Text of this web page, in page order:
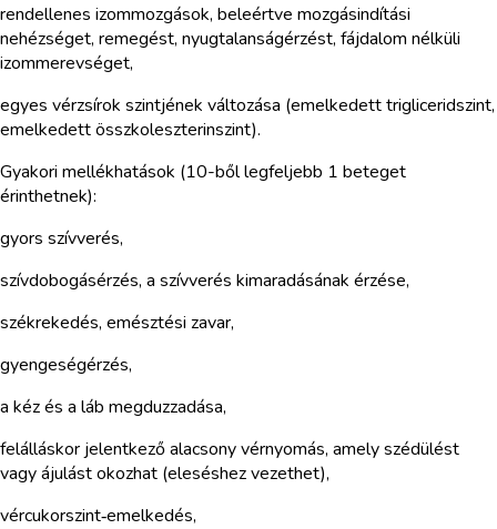
rendellenes izommozgások, beleértve mozgásindítási
nehézséget, remegést, nyugtalanságérzést, fájdalom nélküli
izommerevséget,
egyes vérzsírok szintjének változása (emelkedett trigliceridszint,
emelkedett összkoleszterinszint).
Gyakori mellékhatások (10-ből legfeljebb 1 beteget
érinthetnek):
gyors szívverés,
szívdobogásérzés, a szívverés kimaradásának érzése,
székrekedés, emésztési zavar,
gyengeségérzés,
a kéz és a láb megduzzadása,
felálláskor jelentkező alacsony vérnyomás, amely szédülést
vagy ájulást okozhat (eleséshez vezethet),
vércukorszint‑emelkedés,